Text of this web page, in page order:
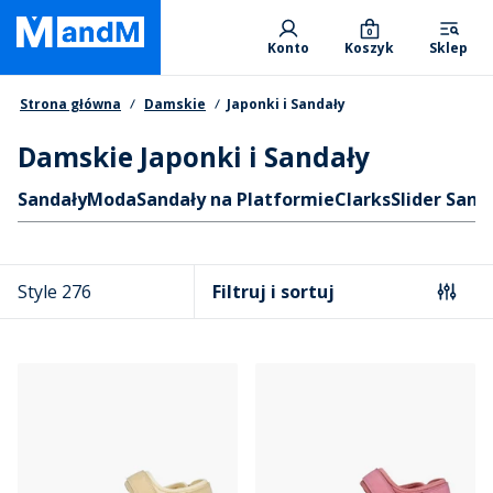
Skip
main
content
Primary departments
Konto Koszyk
0
Sklep
Nawigacja okruszkowa
Strona główna Damskie Japonki i Sandały
Damskie Japonki i Sandały
Skróty
SandałyModaSandały na PlatformieClarksSlider
Style 276 Filtruj i sortuj